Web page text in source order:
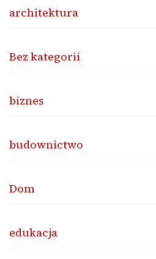
architektura
Bez kategorii
biznes
budownictwo
Dom
edukacja